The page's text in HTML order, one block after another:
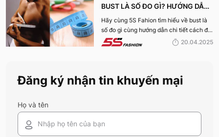
BUST LÀ SỐ ĐO GÌ? HƯỚNG DẪN
CHI TIẾT CÁCH ĐO VÒNG NGỰC
CHUẨN XÁC NHẤT
Hãy cùng 5S Fahion tìm hiểu về bust là
số đo gì cùng hướng dẫn chi tiết cách đo
vòng ngực chuẩn xác cho các tín đồ thời
20.04.2025
Đăng ký nhận tin khuyến mại
Họ và tên